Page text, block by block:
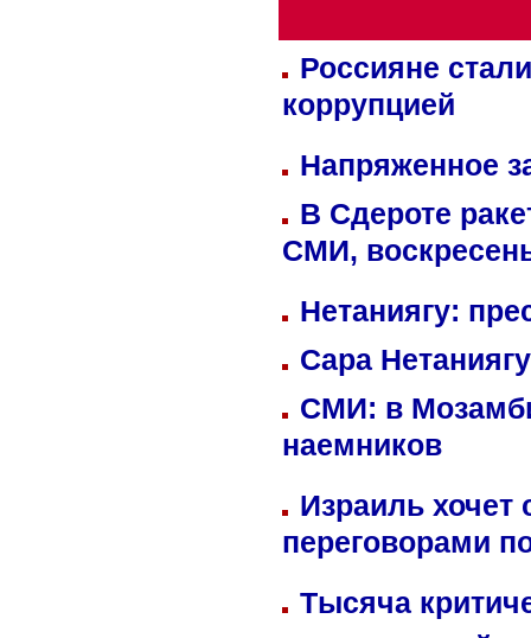
Россияне
коррупцией
Напряженное
В Сдероте
СМИ,
Нетаниягу:
Сара
СМИ: в
наемников
Израиль хочет
переговорами
Тысяча